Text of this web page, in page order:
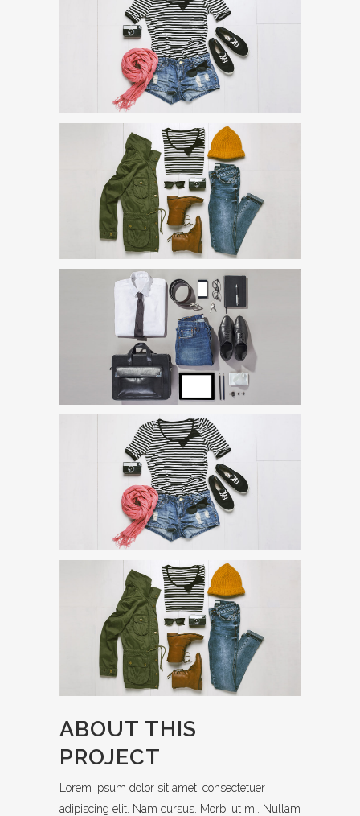
ABOUT THIS
PROJECT
Lorem ipsum dolor sit amet, consectetuer
adipiscing elit. Nam cursus. Morbi ut mi. Nullam